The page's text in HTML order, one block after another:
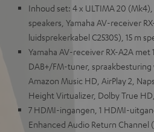
Inhoud set: 4 x ULTIMA 20
speakers, Yamaha AV-receiver
luidsprekerkabel C2530S), 15 m
Yamaha AV-receiver RX-A2A
DAB+/FM-tuner,
Amazon Music HD, AirPlay 2,
Height Virtualizer, Dolby True
7 HDMI-ingangen, 1 HDMI-
Enhanced Audio Return